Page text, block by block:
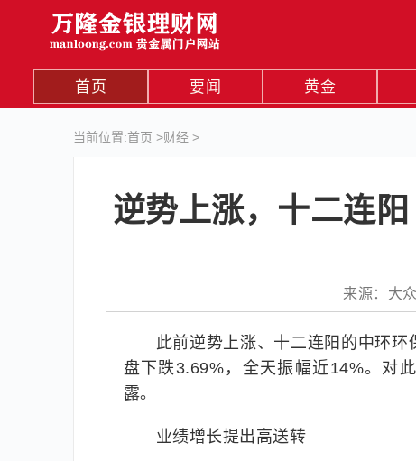
首页 要闻 黄金
当前位置:首页 >财经>
逆势上涨，十二连
来源：大
此前逆势上涨、十二连阳的中环
盘下跌3.69%，全天振幅近14%。对
露。
业绩增长提出高送转